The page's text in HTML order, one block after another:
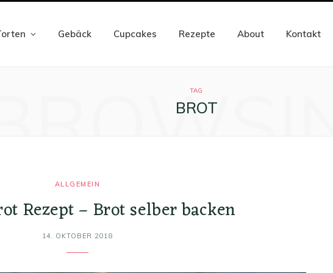
Gebäck Cupcakes Rezepte About Kontakt
TAG
BROT
ALLGEMEIN
Rezept – Brot selber backen
14. OKTOBER 2018